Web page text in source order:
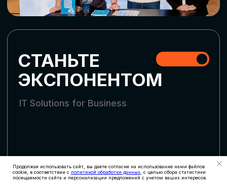
Продолжая использовать сайт, вы даете согласие на использование нами файлов
cookie, в соответствии с политикой обработки данных , с целью сбора статистики
посещаемости сайта и персонализации предложений с учетом ваших интересов.
СТАТЬ УЧАСТНИКОМ